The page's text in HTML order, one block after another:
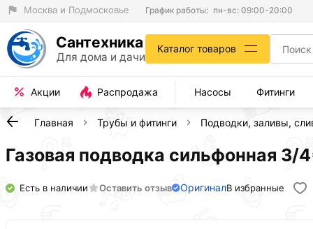
Москва и Подмосковье График работы: пн-вс: 09:00-20:00
Сантехника
Для дома и дачи
Каталог товаров
Акции Распродажа Насосы Фитинги
Главная Трубы и фитинги Подводки, заливы,
Газовaя подводка сильфонная 3/
Есть в наличии Оставить отзыв ОригиналВ избранные